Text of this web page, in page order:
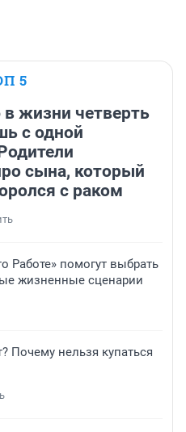
5
жизни четверть
с одной
сына, который
с раком
Работе» помогут выбрать
жизненные сценарии
Почему нельзя купаться